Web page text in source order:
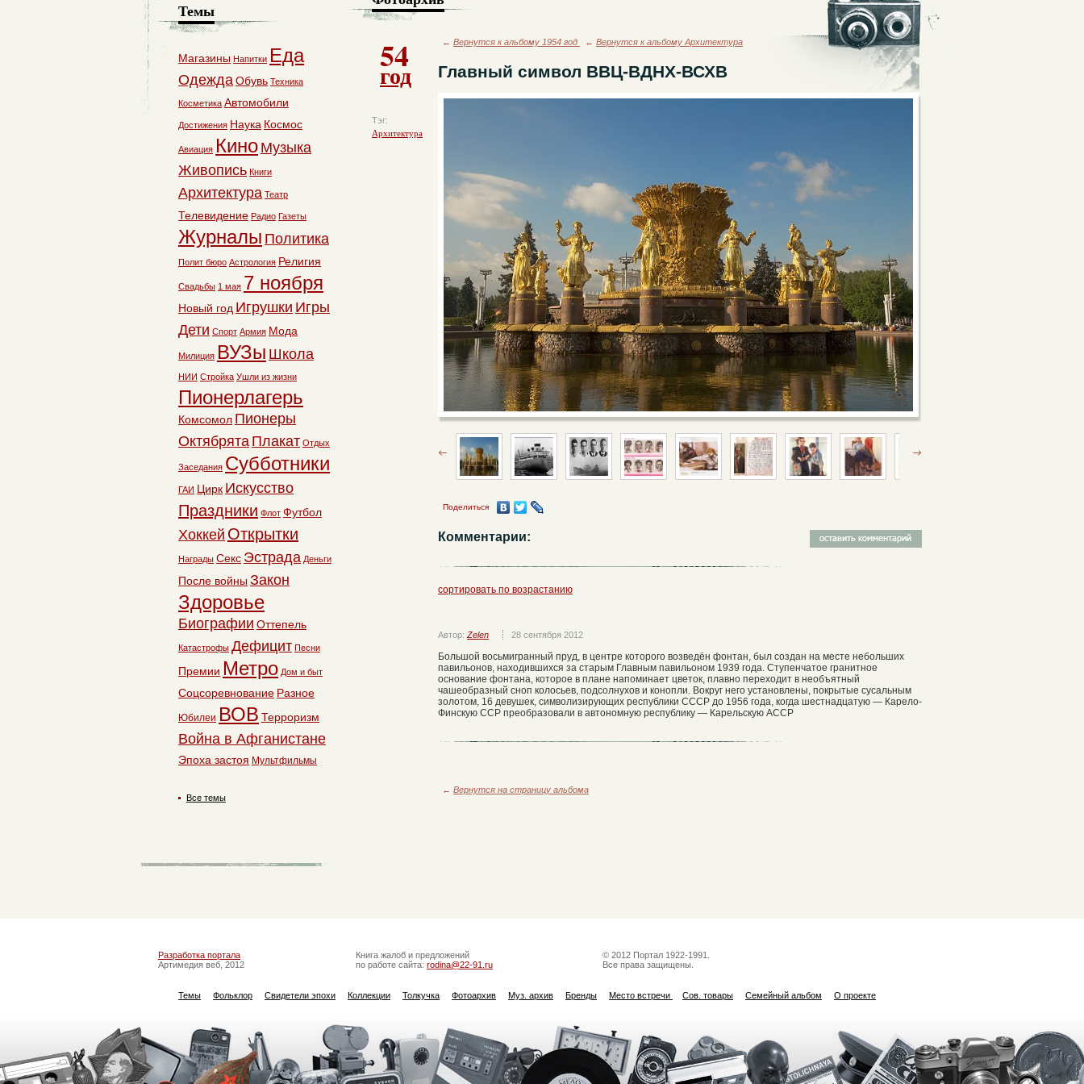
54
год
Тэг:
Архитектура
← Вернутся к альбому 1954 год ← Вернутся к альбому Архитектура
Главный символ ВВЦ-ВДНХ-ВСХВ
Поделиться
Комментарии:
сортировать по возрастанию
Автор: Zelen 28 сентября 2012
Большой восьмигранный пруд, в центре которого возведён фонтан, был создан на месте небольших
павильонов, находившихся за старым Главным павильоном 1939 года. Ступенчатое гранитное
основание фонтана, которое в плане напоминает цветок, плавно переходит в необъятный
чашеобразный сноп колосьев, подсолнухов и конопли. Вокруг него установлены, покрытые сусальным
золотом, 16 девушек, символизирующих республики СССР до 1956 года, когда шестнадцатую — Карело-
Финскую ССР преобразовали в автономную республику — Карельскую АССР
← Вернутся на страницу альбома
Темы
Магазины Напитки Еда
ОдеждаОбувь Техника
Косметика Автомобили
Достижения Наука Космос
Авиация Кино Музыка
Живопись Книги
Архитектура Театр
Телевидение Радио Газеты
Журналы Политика
Полит бюро Астрология Религия
Свадьбы 1 мая 7 ноября
Новый год Игрушки Игры
Дети Спорт Армия Мода
Милиция ВУЗы Школа
НИИ Стройка Ушли из жизни
Пионерлагерь
Комсомол Пионеры
Октябрята Плакат Отдых
Заседания Субботники
ГАИ Цирк Искусство
Праздники Флот Футбол
Хоккей Открытки
Награды Секс Эстрада Деньги
После войны Закон
Здоровье
Биографии Оттепель
Катастрофы Дефицит Песни
Премии Метро Дом и быт
Соцсоревнование Разное
Юбилеи ВОВ Терроризм
Война в Афганистане
Эпоха застоя Мультфильмы
Все темы
Разработка портала
Артимедия веб, 2012
Книга жалоб и предложений
по работе сайта: rodina@22-91.ru
© 2012 Портал 1922-1991.
Все права защищены.
Темы Фольклор Свидетели эпохи Коллекции Толкучка Фотоархив Муз. архив Бренды Место встречи Сов. товары Семейный альбом О проекте